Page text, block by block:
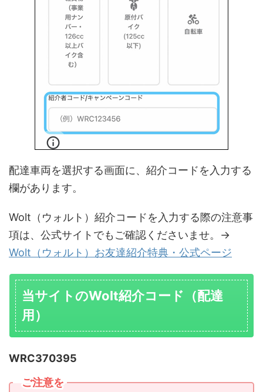
配達車両を選択する画面に、紹介コードを入力する
欄があります。
Wolt（ウォルト）紹介コードを入力する際の注意事
項は、公式サイトでもご確認くださいませ。→
Wolt（ウォルト）お友達紹介特典・公式ページ
当サイトのWolt紹介コード（配達
用）
WRC370395
ご注意を